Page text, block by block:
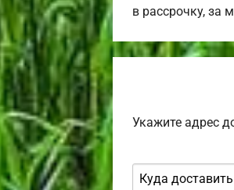
в рассрочку, за
Укажите адрес